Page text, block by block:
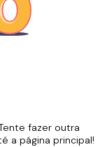
fazer outra
a página principal!